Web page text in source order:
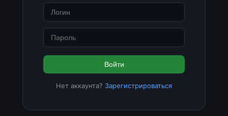
Войти
Нет аккаунта? Зарегистрироваться